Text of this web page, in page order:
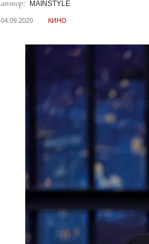
автор: MAINSTYLE
04.09.2020 КИНО